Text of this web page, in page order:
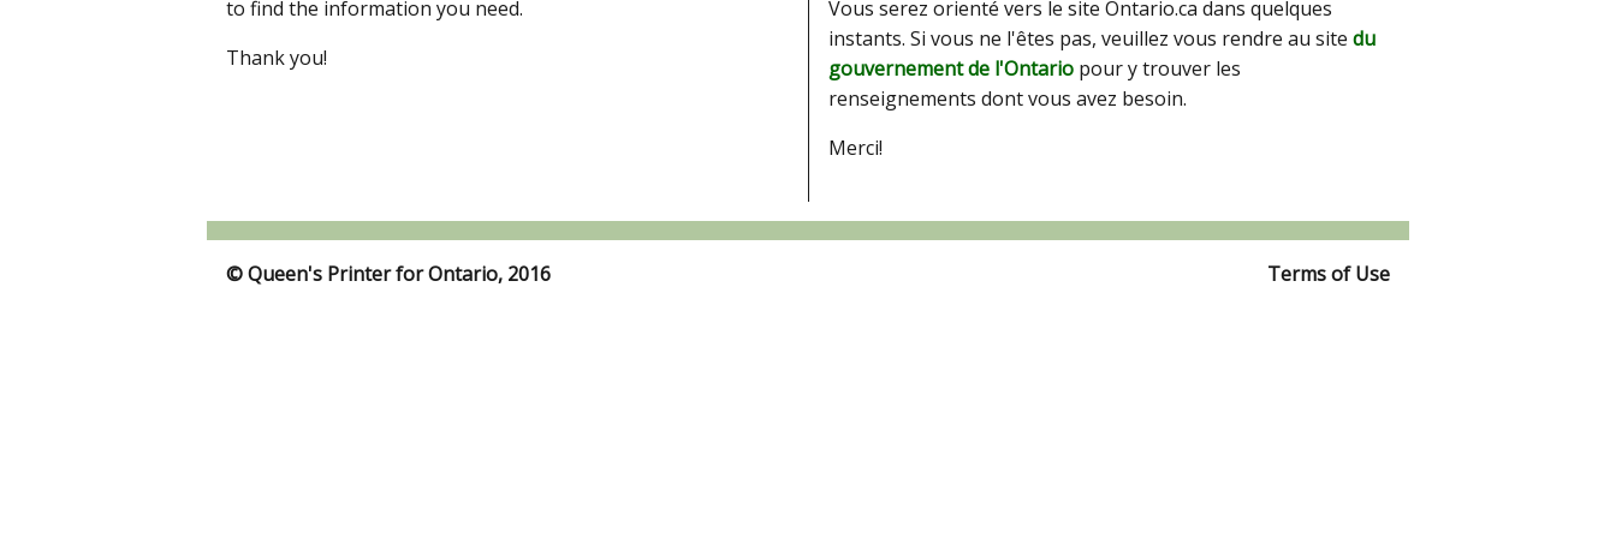
to find the information you need.
Thank you!
Vous serez orienté vers le site Ontario.ca dans quelques
instants. Si vous ne l'êtes pas, veuillez vous rendre au site du
gouvernement de l'Ontario pour y trouver les
renseignements dont vous avez besoin.
Merci!
© Queen's Printer for Ontario, 2016 Terms of Use